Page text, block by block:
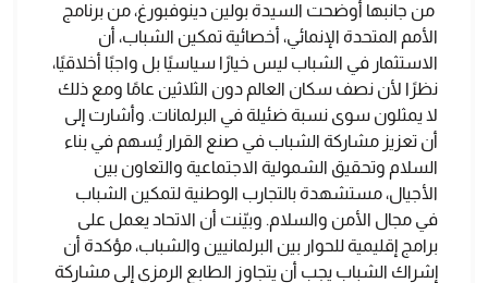
من جانبها أوضحت السيدة بولين دينوفبورغ، من برنامج
الأمم المتحدة الإنمائي، أخصائية تمكين الشباب، أن
الاستثمار في الشباب ليس خيارًا سياسيًا بل واجبًا أخلاقيًا،
نظرًا لأن نصف سكان العالم دون الثلاثين عامًا ومع ذلك
لا يمثلون سوى نسبة ضئيلة في البرلمانات. وأشارت إلى
أن تعزيز مشاركة الشباب في صنع القرار يُسهم في بناء
السلام وتحقيق الشمولية الاجتماعية والتعاون بين
الأجيال، مستشهدة بالتجارب الوطنية لتمكين الشباب
في مجال الأمن والسلام. وبيّنت أن الاتحاد يعمل على
برامج إقليمية للحوار بين البرلمانيين والشباب، مؤكدة أن
إشراك الشباب يجب أن يتجاوز الطابع الرمزي إلى مشاركة